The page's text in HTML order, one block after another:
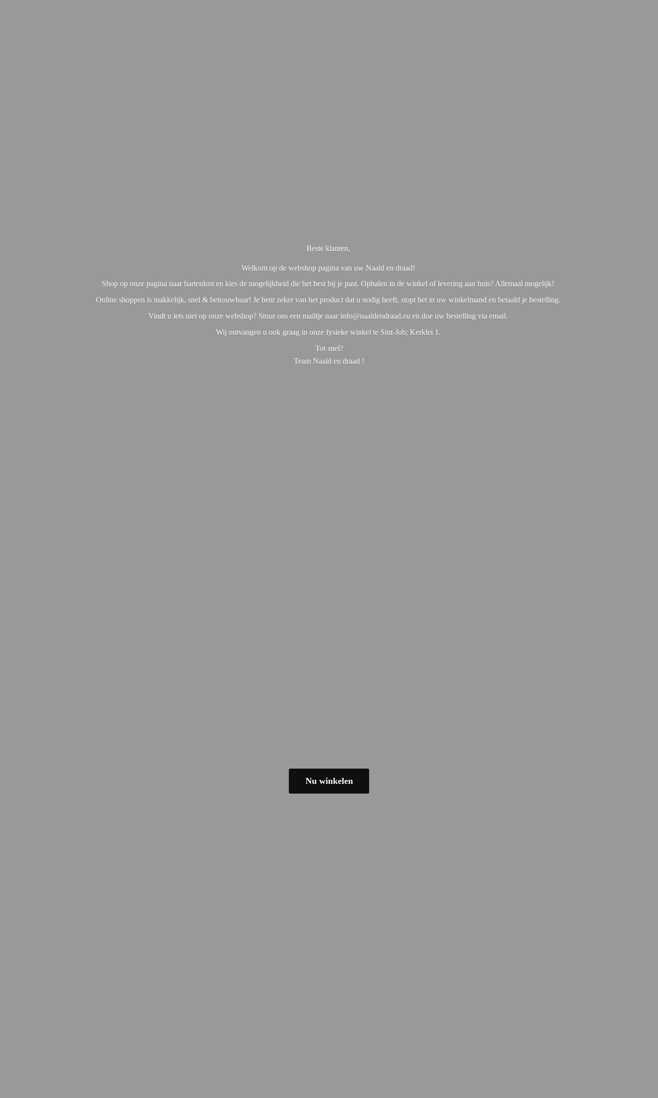
Beste klanten,
Welkom op de webshop pagina van uw Naald en draad!
Shop op onze pagina naar hartenlust en kies de mogelijkheid die het best bij je past. Ophalen in de winkel of levering aan huis? Allemaal mogelijk!
Online shoppen is makkelijk, snel & betrouwbaar! Je bent zeker van het product dat u nodig heeft, stopt het in uw winkelmand en betaald je bestelling.
Vindt u iets niet op onze webshop? Stuur ons een mailtje naar info@naaldendraad.eu en doe uw bestelling via email.
Wij ontvangen u ook graag in onze fysieke winkel te Sint-Job; Kerklei 1.
Tot snel?
Team Naald en draad !
Nu winkelen